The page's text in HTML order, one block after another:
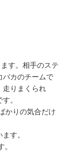
す。相手のステ
バカのチームで
走りまくられ
。
かりの気合だけ
す。